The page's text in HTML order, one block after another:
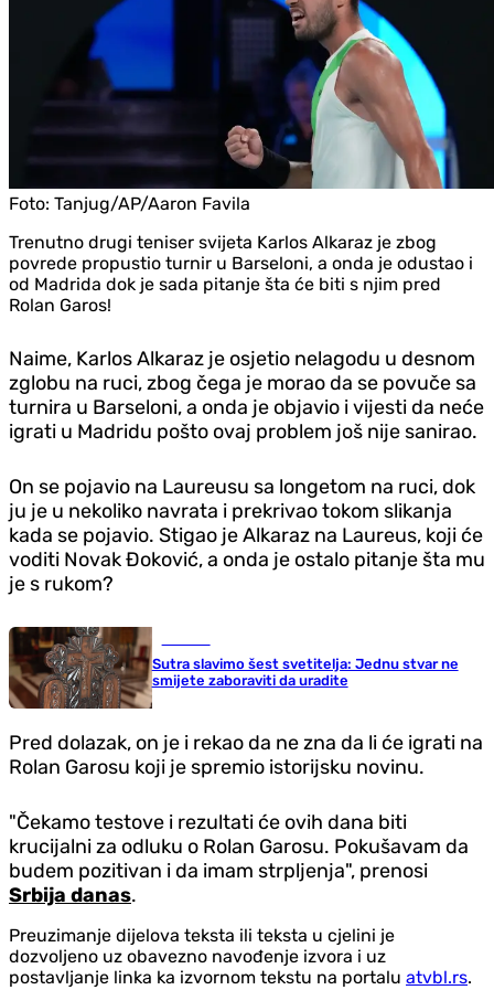
Foto: Tanjug/AP/Aaron Favila
Trenutno drugi teniser svijeta Karlos Alkaraz je zbog
povrede propustio turnir u Barseloni, a onda je odustao i
od Madrida dok je sada pitanje šta će biti s njim pred
Rolan Garos!
Naime, Karlos Alkaraz je osjetio nelagodu u desnom
zglobu na ruci, zbog čega je morao da se povuče sa
turnira u Barseloni, a onda je objavio i vijesti da neće
igrati u Madridu pošto ovaj problem još nije sanirao.
On se pojavio na Laureusu sa longetom na ruci, dok
ju je u nekoliko navrata i prekrivao tokom slikanja
kada se pojavio. Stigao je Alkaraz na Laureus, koji će
voditi Novak Đoković, a onda je ostalo pitanje šta mu
je s rukom?
Sutra slavimo šest svetitelja: Jednu stvar ne
smijete zaboraviti da uradite
Pred dolazak, on je i rekao da ne zna da li će igrati na
Rolan Garosu koji je spremio istorijsku novinu.
"Čekamo testove i rezultati će ovih dana biti
krucijalni za odluku o Rolan Garosu. Pokušavam da
budem pozitivan i da imam strpljenja", prenosi
Srbija danas.
Preuzimanje dijelova teksta ili teksta u cjelini je
dozvoljeno uz obavezno navođenje izvora i uz
postavljanje linka ka izvornom tekstu na portalu atvbl.rs.